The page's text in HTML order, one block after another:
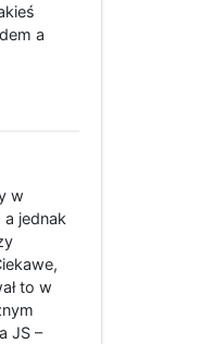
a
w
a jednak
to w
JS –